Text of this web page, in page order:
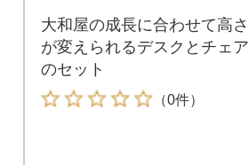
大和屋の成長に合わせて高さ
が変えられるデスクとチェア
のセット
（0件）